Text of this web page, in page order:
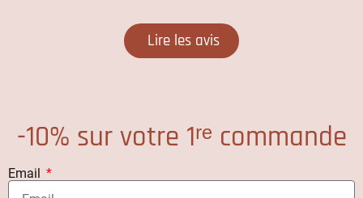
Lire les avis
-10% sur votre 1ʳᵉ commande
Email